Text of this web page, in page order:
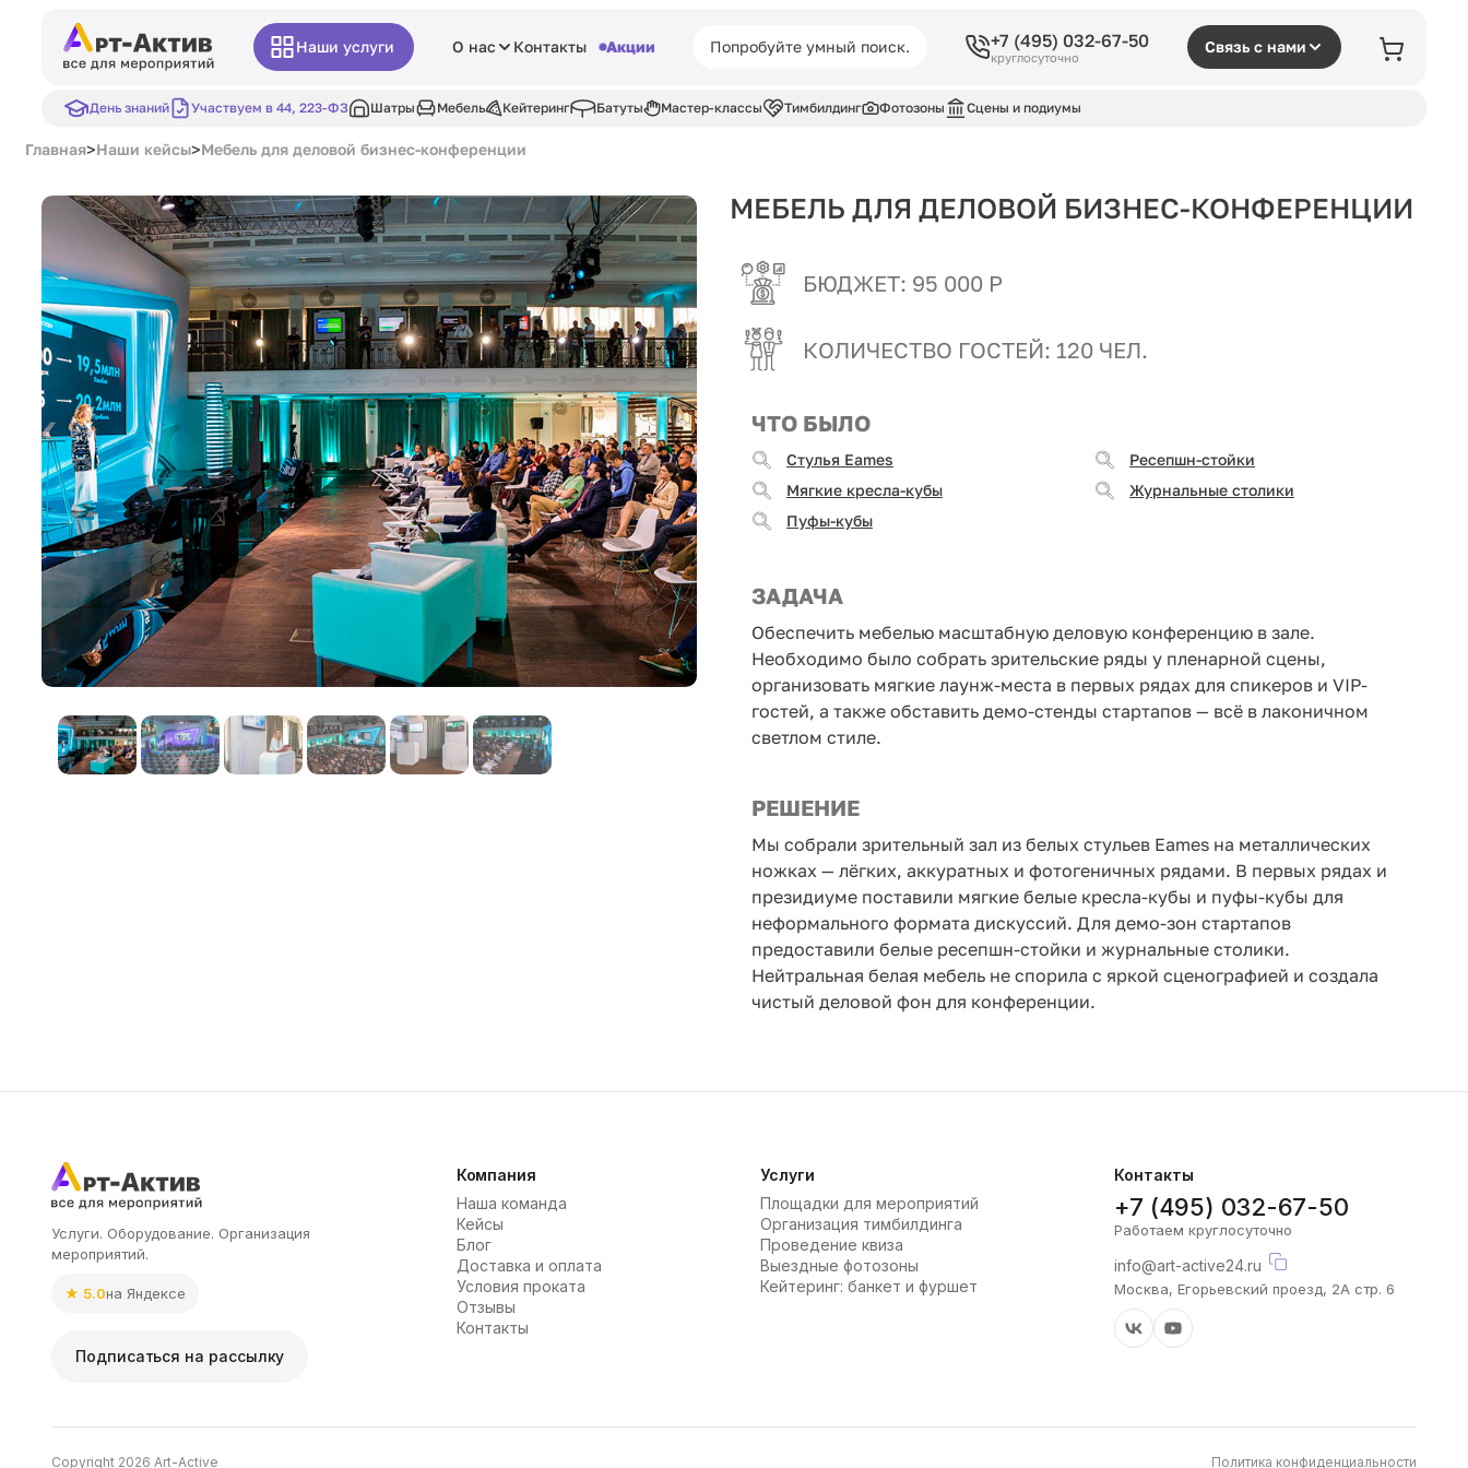
Наши услуги О нас Контакты Акции +7 (495) 032-67-50
круглосуточно
Связь с нами
День знаний Участвуем в 44, 223-ФЗ Шатры Мебель Кейтеринг Батуты Мастер-классы Тимбилдинг Фотозоны Сцены и подиумы
Главная>Наши кейсы>Мебель для деловой бизнес-конференции
МЕБЕЛЬ ДЛЯ ДЕЛОВОЙ БИЗНЕС-КОНФЕРЕНЦИИ
БЮДЖЕТ: 95 000 Р
КОЛИЧЕСТВО ГОСТЕЙ: 120 ЧЕЛ.
ЧТО БЫЛО
Стулья Eames
Мягкие кресла-кубы
Пуфы-кубы
Ресепшн-стойки
Журнальные столики
ЗАДАЧА
Обеспечить мебелью масштабную деловую конференцию в зале.
Необходимо было собрать зрительские ряды у пленарной сцены,
организовать мягкие лаунж-места в первых рядах для спикеров и VIP-
гостей, а также обставить демо-стенды стартапов — всё в лаконичном
светлом стиле.
РЕШЕНИЕ
Мы собрали зрительный зал из белых стульев Eames на металлических
ножках — лёгких, аккуратных и фотогеничных рядами. В первых рядах и
президиуме поставили мягкие белые кресла-кубы и пуфы-кубы для
неформального формата дискуссий. Для демо-зон стартапов
предоставили белые ресепшн-стойки и журнальные столики.
Нейтральная белая мебель не спорила с яркой сценографией и создала
чистый деловой фон для конференции.
Услуги. Оборудование. Организация
мероприятий.
★ 5.0на Яндексе
Подписаться на рассылку
Компания
Наша команда
Кейсы
Блог
Доставка и оплата
Условия проката
Отзывы
Контакты
Услуги
Площадки для мероприятий
Организация тимбилдинга
Проведение квиза
Выездные фотозоны
Кейтеринг: банкет и фуршет
Контакты
+7 (495) 032-67-50
Работаем круглосуточно
info@art-active24.ru
Москва, Егорьевский проезд, 2А стр. 6
Copyright 2026 Art-Active Политика конфиденциальности